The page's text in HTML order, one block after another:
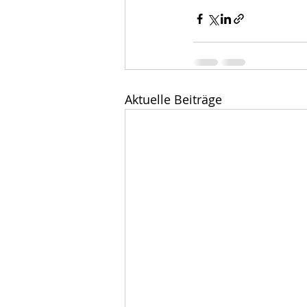
Aktuelle Beiträge